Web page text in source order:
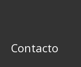
Contacto